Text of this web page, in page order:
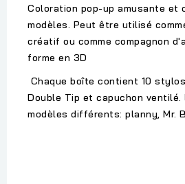
Coloration pop-up amusante et
modèles. Peut être utilisé
créatif ou comme compagnon
forme en 3D
Chaque boîte contient 10 stylos
Double Tip et capuchon ventilé.
modèles différents: planny, Mr.